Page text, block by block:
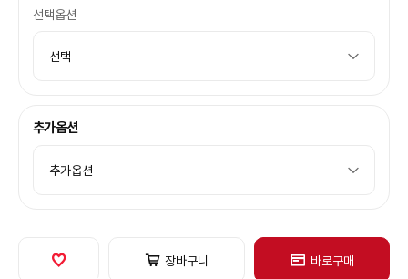
선택옵션
추가옵션
장바구니 바로구매